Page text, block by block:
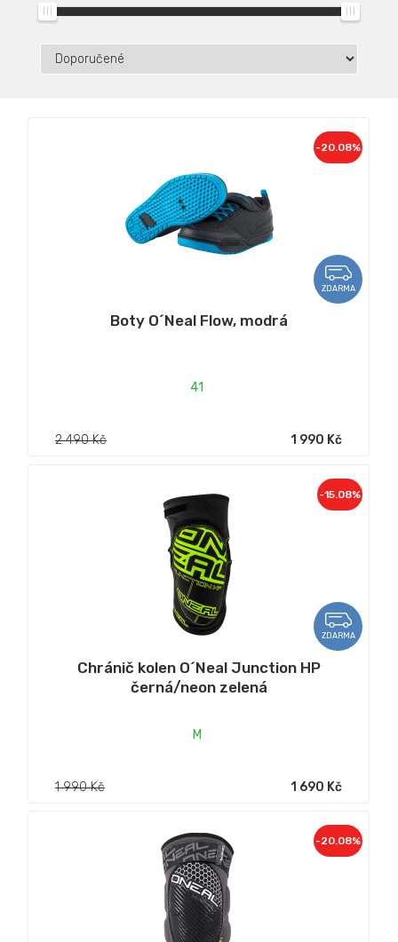
ZDARMA
-20.08%
Boty O´Neal Flow, modrá
41
2 490 Kč 1 990 Kč
ZDARMA
-15.08%
Chránič kolen O´Neal Junction HP
černá/neon zelená
M
1 990 Kč 1 690 Kč
-20.08%